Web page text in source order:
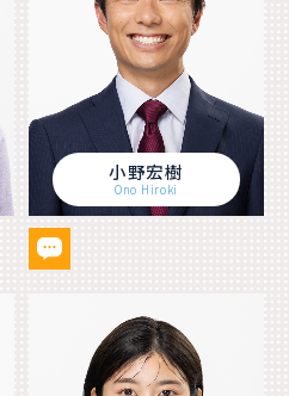
小野宏樹
Ono Hiroki